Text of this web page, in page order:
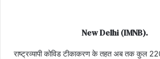
New Delhi (IMNB).
राष्ट्रव्यापी कोविड टीकाकरण के तहत अब तक कुल